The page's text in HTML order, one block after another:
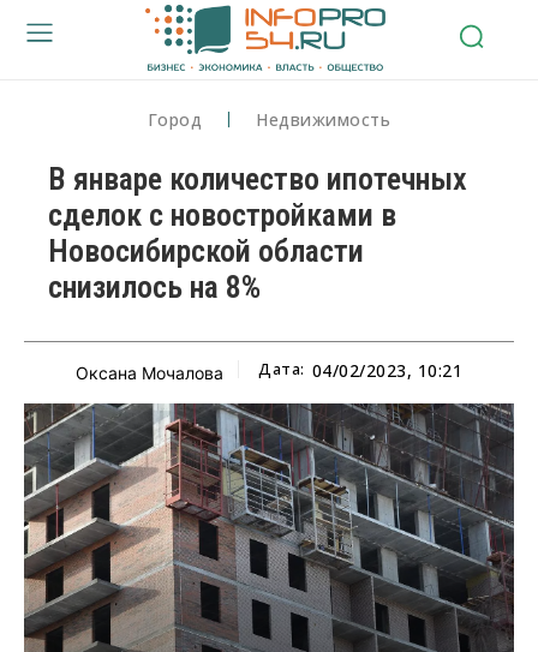
Город Недвижимость
В январе количество ипотечных
сделок с новостройками в
Новосибирской области
снизилось на 8%
Оксана Мочалова Дата: 04/02/2023, 10:21